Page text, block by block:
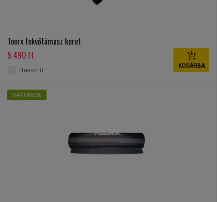
Toorx fekvőtámasz keret
5 490 Ft
KOSÁRBA
Hasonlít
RAKTÁRON